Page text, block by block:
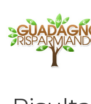
contenuto